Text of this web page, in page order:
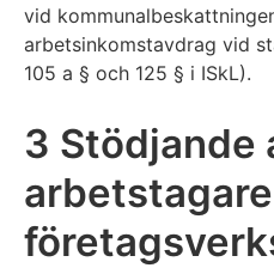
vid
arbetsinkomstavdrag vid
105 a § och 125 § i ISkL).
3 Stödjande